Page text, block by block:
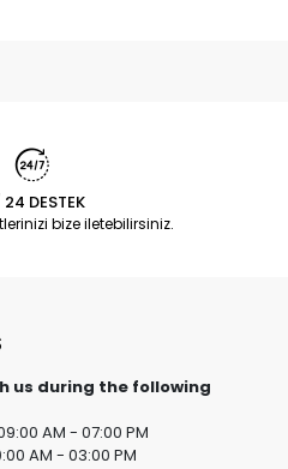
DESTEK
bize iletebilirsiniz.
us during the following
AM - 07:00 PM
AM - 03:00 PM